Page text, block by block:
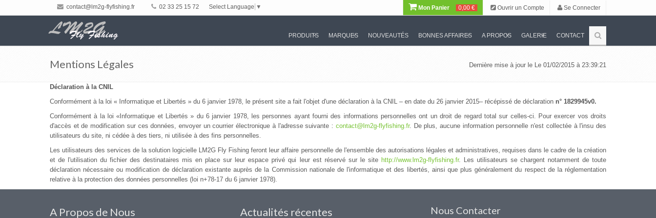
contact@lm2g-flyfishing.fr 02 33 25 15 72 Select Language ▼ Mon Panier 0,00 € Ouvrir un Compte Se Connecter
PRODUITS MARQUES NOUVEAUTÉS BONNES AFFAIRES A PROPOS GALERIE CONTACT
Mentions Légales Dernière mise à jour le Le 01/02/2015 à 23:39:21
Déclaration à la CNIL
Conformément à la loi « Informatique et Libertés » du 6 janvier 1978, le présent site a fait l'objet d'une déclaration à la CNIL – en date du 26 janvier 2015– récépissé de déclaration n° 1829945v0.
Conformément à la loi «Informatique et Libertés » du 6 janvier 1978, les personnes ayant fourni des informations personnelles ont un droit de regard total sur celles-ci. Pour exercer vos droits
d'accès et de modification sur ces données, envoyer un courrier électronique à l'adresse suivante : contact@lm2g-flyfishing.fr. De plus, aucune information personnelle n'est collectée à l'insu des
utilisateurs du site, ni cédée à des tiers, ni utilisée à des fins personnelles.
Les utilisateurs des services de la solution logicielle LM2G Fly Fishing feront leur affaire personnelle de l'ensemble des autorisations légales et administratives, requises dans le cadre de la création
et de l'utilisation du fichier des destinataires mis en place sur leur espace privé qui leur est réservé sur le site http://www.lm2g-flyfishing.fr. Les utilisateurs se chargent notamment de toute
déclaration nécessaire ou modification de déclaration existante auprès de la Commission nationale de l'informatique et des libertés, ainsi que plus généralement du respect de la réglementation
relative à la protection des données personnelles (loi n+78-17 du 6 janvier 1978).
A Propos de Nous Actualités récentes Nous Contacter